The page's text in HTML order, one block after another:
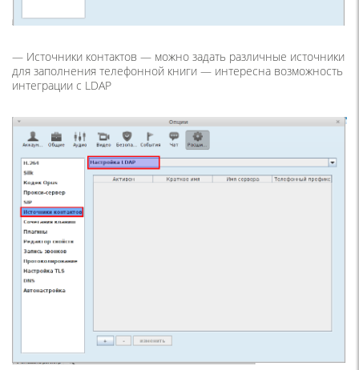
— Источники контактов — можно задать различные источники
для заполнения телефонной книги — интересна возможность
интеграции с LDAP